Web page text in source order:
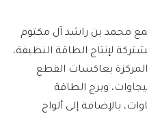
محمد بن راشد آل مكتوم
لإنتاج الطاقة النظيفة،
بعاكسات القطع
بقدرة إجمالية تبلغ 600 ميجاوات، وبرج الطاقة
بقدرة 100 ميجاوات، بالإضافة إلى ألواح